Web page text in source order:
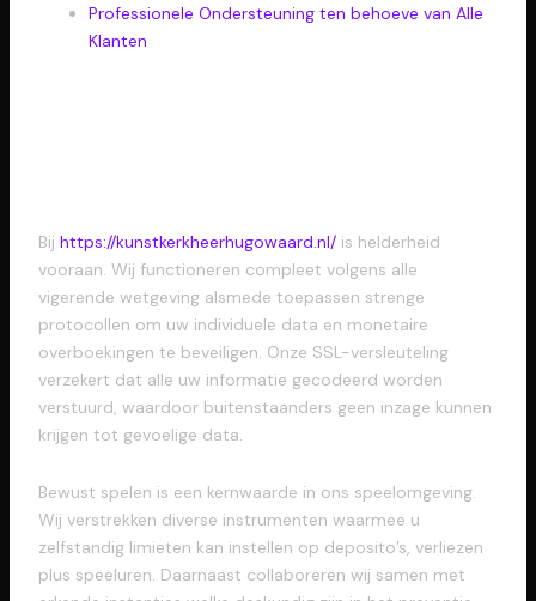
Professionele Ondersteuning ten behoeve van Alle
Klanten
Bij https://kunstkerkheerhugowaard.nl/is helderheid
vooraan. Wij functioneren compleet volgens alle
vigerende wetgeving alsmede toepassen strenge
protocollen om uw individuele data en monetaire
overboekingen te beveiligen. Onze SSL-versleuteling
verzekert dat alle uw informatie gecodeerd worden
verstuurd, waardoor buitenstaanders geen inzage kunnen
krijgen tot gevoelige data.
Bewust spelen is een kernwaarde in ons speelomgeving.
Wij verstrekken diverse instrumenten waarmee u
zelfstandig limieten kan instellen op deposito’s, verliezen
plus speeluren. Daarnaast collaboreren wij samen met